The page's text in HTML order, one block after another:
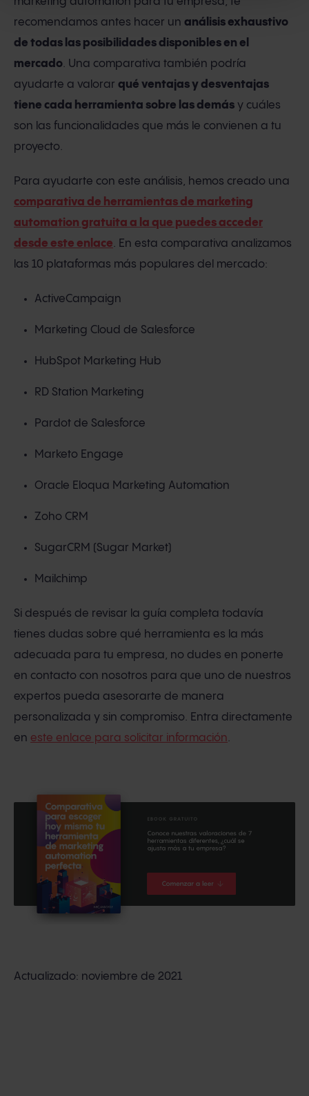
recomendamos antes hacer un análisis exhaustivo
de todas las posibilidades disponibles en el
mercado. Una comparativa también podría
ayudarte a valorar qué ventajas y desventajas
tiene cada herramienta sobre las demás y cuáles
son las funcionalidades que más le convienen a tu
proyecto.
Para ayudarte con este análisis, hemos creado una
comparativa de herramientas de marketing
automation gratuita a la que puedes acceder
desde este enlace. En esta comparativa analizamos
las 10 plataformas más populares del mercado:
ActiveCampaign
Marketing Cloud de Salesforce
HubSpot Marketing Hub
RD Station Marketing
Pardot de Salesforce
Marketo Engage
Oracle Eloqua Marketing Automation
Zoho CRM
SugarCRM (Sugar Market)
Mailchimp
Si después de revisar la guía completa todavía
tienes dudas sobre qué herramienta es la más
adecuada para tu empresa, no dudes en ponerte
en contacto con nosotros para que uno de nuestros
expertos pueda asesorarte de manera
personalizada y sin compromiso. Entra directamente
en este enlace para solicitar información.
Actualizado: noviembre de 2021